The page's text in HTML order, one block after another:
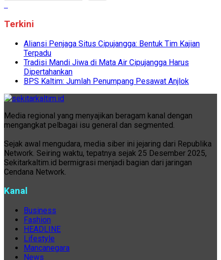
Terkini
Aliansi Penjaga Situs Cipujangga: Bentuk Tim Kajian
Terpadu
Tradisi Mandi Jiwa di Mata Air Cipujangga Harus
Dipertahankan
BPS Kaltim: Jumlah Penumpang Pesawat Anjlok
Media regional yang menyajikan beragam kanal dengan
mengangkat pelbagai isu general dan segmented.
Sejak awal mengudara, media siber ini jejaring dari Republika
Network. Seiring waktu, tepatnya sejak 25 Desember 2025,
Sekitarkaltim.id bermigrasi menjadi bagian dari jaringan
Cendana Network.
Kanal
Business
Fashion
HEADLINE
Lifestyle
Mancanegara
News